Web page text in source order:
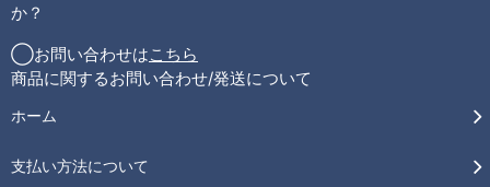
か？
◯お問い合わせはこちら
商品に関するお問い合わせ/発送について
ホーム
支払い方法について